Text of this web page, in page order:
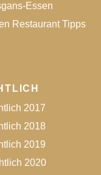
Essen
Restaurant Tipps
2017
2018
2019
2020